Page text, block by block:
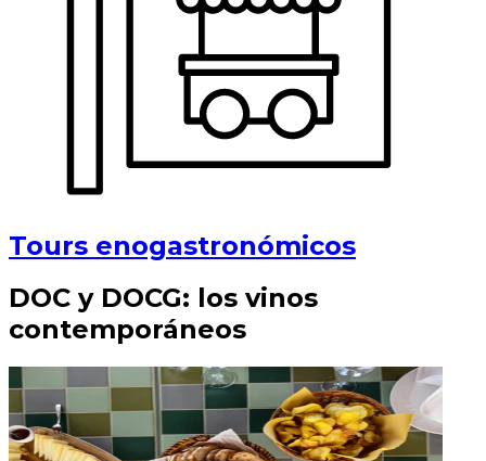
Tours enogastronómicos
DOC y DOCG: los vinos
contemporáneos